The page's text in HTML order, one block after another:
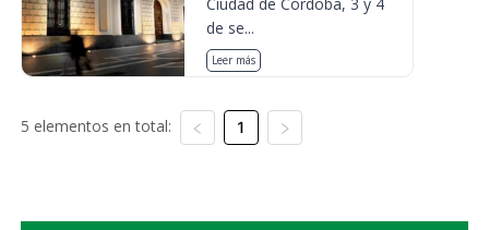
de se...
Leer más
5 elementos en total: 1